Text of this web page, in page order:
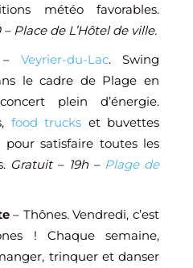
météo favorables.
Place de L’Hôtel de ville.
– Veyrier-du-Lac. Swing
le cadre de Plage en
plein d’énergie.
food trucks et buvettes
satisfaire toutes les
Gratuit – 19h – Plage de
– Thônes. Vendredi, c’est
! Chaque semaine,
trinquer et danser